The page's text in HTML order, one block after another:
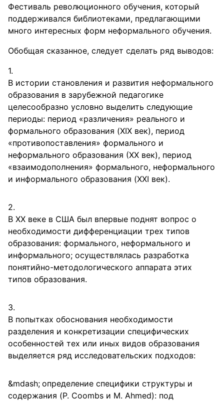
Фестиваль революционного обучения, который
поддерживался библиотеками, предлагающими
много интересных форм неформального обучения.
Обобщая сказанное, следует сделать ряд выводов:
В истории становления и развития неформального
образования в зарубежной педагогике
целесообразно условно выделить следующие
периоды: период «различения» реального и
формального образования (XIX век), период
«противопоставления» формального и
неформального образования (ХХ век), период
«взаимодополнения» формального, неформального
и информального образования (XXI век).
В ХХ веке в США был впервые поднят вопрос о
необходимости дифференциации трех типов
образования: формального, неформального и
информального; осуществлялась разработка
понятийно-методологического аппарата этих
типов образования.
В попытках обоснования необходимости
разделения и конкретизации специфических
особенностей тех или иных видов образования
выделяется ряд исследовательских подходов:
определение специфики структуры и
содержания (P. Coombs и M. Ahmed): под